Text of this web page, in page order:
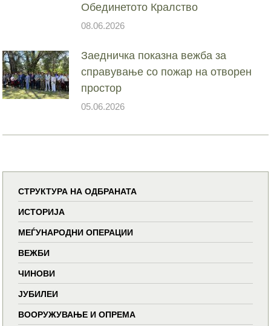
Обединетото Кралство
08.06.2026
Заедничка показна вежба за
справување со пожар на отворен
простор
05.06.2026
СТРУКТУРА НА ОДБРАНАТА
ИСТОРИЈА
МЕЃУНАРОДНИ ОПЕРАЦИИ
ВЕЖБИ
ЧИНОВИ
ЈУБИЛЕИ
ВООРУЖУВАЊЕ И ОПРЕМА